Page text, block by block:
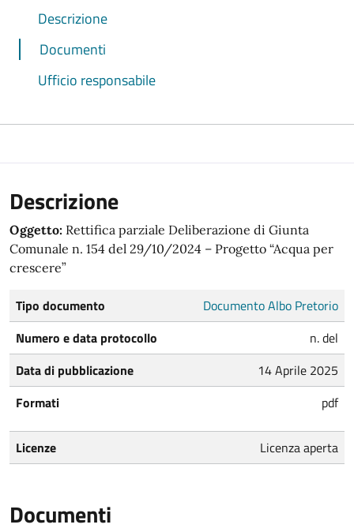
Descrizione
Documenti
Ufficio responsabile
Descrizione
Oggetto: Rettifica parziale Deliberazione di Giunta
Comunale n. 154 del 29/10/2024 – Progetto “Acqua per
crescere”
Tipo documento
Documento Albo Pretorio
Numero e data protocollo
n. del
Data di pubblicazione
14 Aprile 2025
Formati
pdf
Licenze Licenza aperta
Documenti